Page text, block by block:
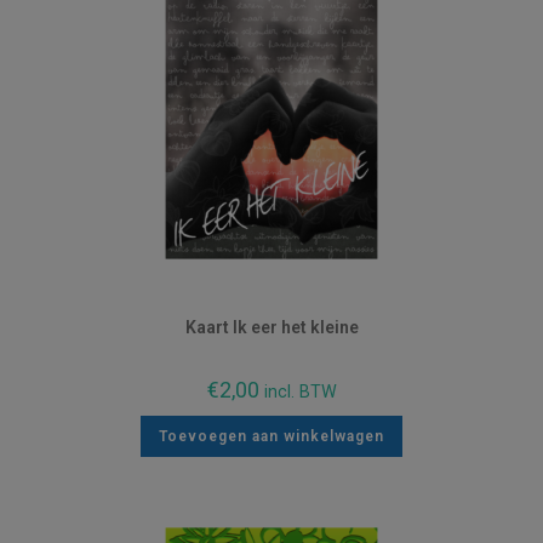
Kaart Ik eer het kleine
€2,00 incl. BTW
Toevoegen aan winkelwagen